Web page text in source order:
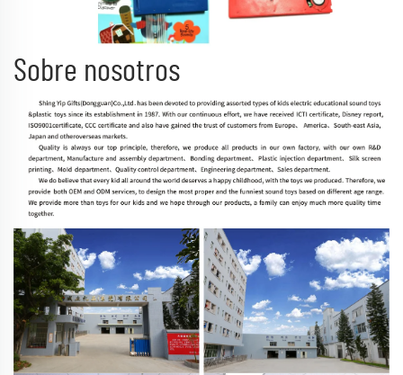
Sobre nosotros